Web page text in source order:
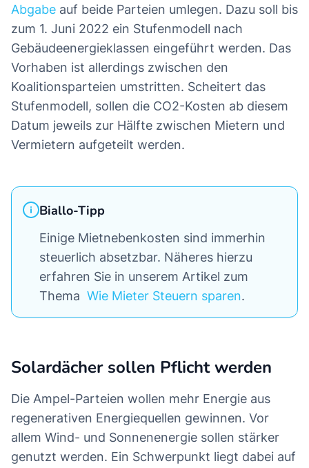
Abgabe auf beide Parteien umlegen. Dazu soll bis
zum 1. Juni 2022 ein Stufenmodell nach
Gebäudeenergieklassen eingeführt werden. Das
Vorhaben ist allerdings zwischen den
Koalitionsparteien umstritten. Scheitert das
Stufenmodell, sollen die CO2-Kosten ab diesem
Datum jeweils zur Hälfte zwischen Mietern und
Vermietern aufgeteilt werden.
Biallo-Tipp
Einige Mietnebenkosten sind immerhin
steuerlich absetzbar. Näheres hierzu
erfahren Sie in unserem Artikel zum
Thema Wie Mieter Steuern sparen.
Solardächer sollen Pflicht werden
Die Ampel-Parteien wollen mehr Energie aus
regenerativen Energiequellen gewinnen. Vor
allem Wind- und Sonnenenergie sollen stärker
genutzt werden. Ein Schwerpunkt liegt dabei auf